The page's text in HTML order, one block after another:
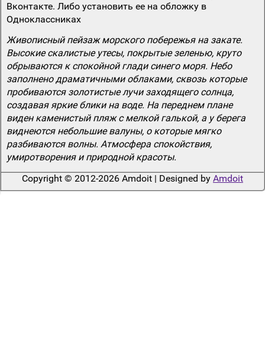
Вконтакте. Либо установить ее на обложку в
Одноклассниках
Живописный пейзаж морского побережья на закате.
Высокие скалистые утесы, покрытые зеленью, круто
обрываются к спокойной глади синего моря. Небо
заполнено драматичными облаками, сквозь которые
пробиваются золотистые лучи заходящего солнца,
создавая яркие блики на воде. На переднем плане
виден каменистый пляж с мелкой галькой, а у берега
виднеются небольшие валуны, о которые мягко
разбиваются волны. Атмосфера спокойствия,
умиротворения и природной красоты.
Copyright © 2012-2026 Amdoit | Designed by Amdoit